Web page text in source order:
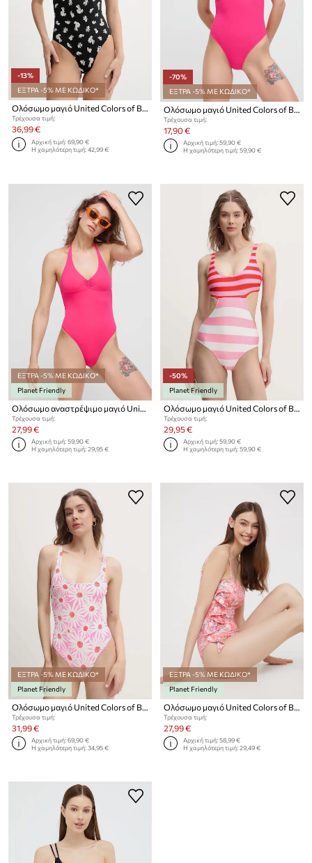
-13%
ΕΞΤΡΑ -5% ΜΕ ΚΩΔΙΚΟ*
Ολόσωμο μαγιό United Colors of Benetton
Τρέχουσα τιμή:
36,99 €
Αρχική τιμή:69,90 €
Η χαμηλότερη τιμή:42,99 €
-70%
ΕΞΤΡΑ -5% ΜΕ ΚΩΔΙΚΟ*
Τρέχουσα τιμή:
17,90 €
Αρχική τιμή:59,90 €
Η χαμηλότερη τιμή:59,90 €
ΕΞΤΡΑ -5% ΜΕ ΚΩΔΙΚΟ*
Planet Friendly
Τρέχουσα τιμή:
27,99 €
Αρχική τιμή:59,90 €
Η χαμηλότερη τιμή:29,95 €
-50%
Planet Friendly
Τρέχουσα τιμή:
29,95 €
Αρχική τιμή:59,90 €
Η χαμηλότερη τιμή:59,90 €
ΕΞΤΡΑ -5% ΜΕ ΚΩΔΙΚΟ*
Planet Friendly
Τρέχουσα τιμή:
31,99 €
Αρχική τιμή:69,90 €
Η χαμηλότερη τιμή:34,95 €
ΕΞΤΡΑ -5% ΜΕ ΚΩΔΙΚΟ*
Planet Friendly
Τρέχουσα τιμή:
27,99 €
Αρχική τιμή:58,99 €
Η χαμηλότερη τιμή:29,49 €